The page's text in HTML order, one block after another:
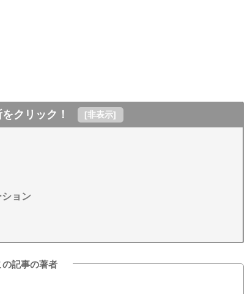
クリック！ [非表示]
ョン
の記事の著者